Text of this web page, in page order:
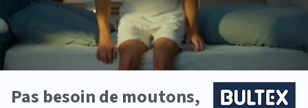
très ferme. L’association avec un sommier adapté
aide à stabiliser le soutien et à optimiser l’aération
de l’ensemble.
Pour la chambre principale comme pour équiper les
enfants ou la chambre d’ami, la gamme Bultex
permet d’harmoniser confort et budget. De quoi
composer une literie cohérente pour toute la
famille.